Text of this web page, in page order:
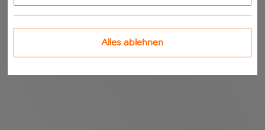
Alles ablehnen